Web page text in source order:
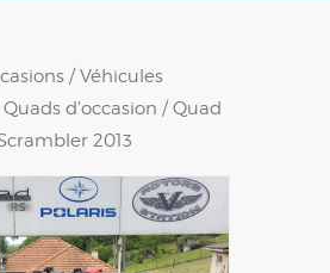
/Véhicules
Quads d'occasion / Quad
2013